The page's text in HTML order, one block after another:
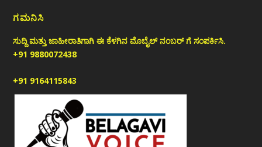
ಗಮನಿಸಿ
ಸುದ್ದಿ ಮತ್ತು ಜಾಹೀರಾತಿಗಾಗಿ ಈ ಕೆಳಗಿನ ಮೊಬೈಲ್ ನಂಬರ್ ಗೆ ಸಂಪರ್ಕಿಸಿ.
+91 9880072438
+91 9164115843